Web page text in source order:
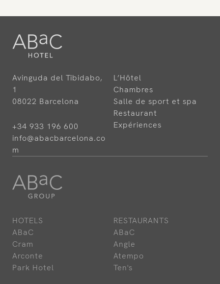
Avinguda del Tibidabo,
1
08022 Barcelona
+34 933 196 600
info@abacbarcelona.co
m
L’Hôtel
Chambres
Salle de sport et spa
Restaurant
Expériences
HOTELS
ABaC
Cram
Arconte
Park Hotel
RESTAURANTS
ABaC
Angle
Atempo
Ten's